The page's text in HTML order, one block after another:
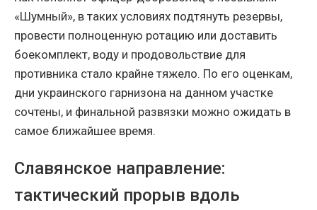
«Шумный», в таких условиях подтянуть резервы,
провести полноценную ротацию или доставить
боекомплект, воду и продовольствие для
противника стало крайне тяжело. По его оценкам,
дни украинского гарнизона на данном участке
сочтены, и финальной развязки можно ожидать в
самое ближайшее время.
Славянское направление:
тактический прорыв вдоль